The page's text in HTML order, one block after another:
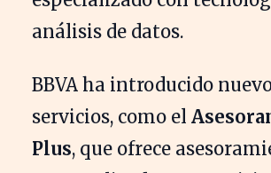
análisis de datos.
BBVA ha introducido
servicios, como el
Plus, que ofrece